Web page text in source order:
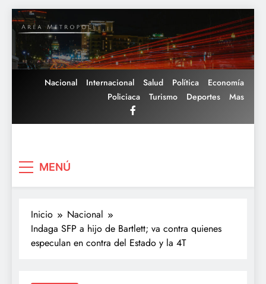
Saltar
al
contenido
Nacional Internacional Salud Política
Economía
Policiaca
Turismo Deportes Mas
MENÚ
Inicio
Nacional
Indaga SFP a hijo de Bartlett; va contra quienes
especulan en contra del Estado y la 4T